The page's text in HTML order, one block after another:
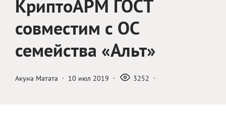
Железный почтовый ящик
КриптоАРМ Mobile
КриптоАРМ ID
КриптоАРМ ГОСТ
совместим с ОС
семейства «Альт»
Акуна Матата · 10 июл 2019 · 3252 ·